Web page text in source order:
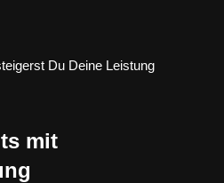
Du Deine Leistung
mit